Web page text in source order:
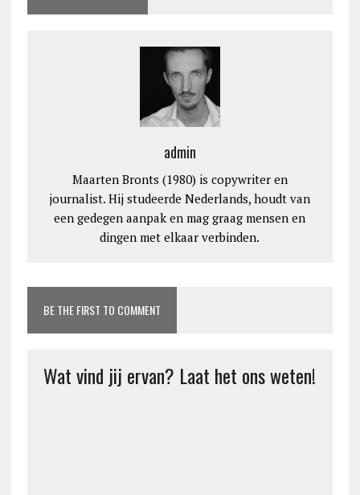
admin
Maarten Bronts (1980) is copywriter en
journalist. Hij studeerde Nederlands, houdt van
een gedegen aanpak en mag graag mensen en
dingen met elkaar verbinden.
BE THE FIRST TO COMMENT
Wat vind jij ervan? Laat het ons weten!